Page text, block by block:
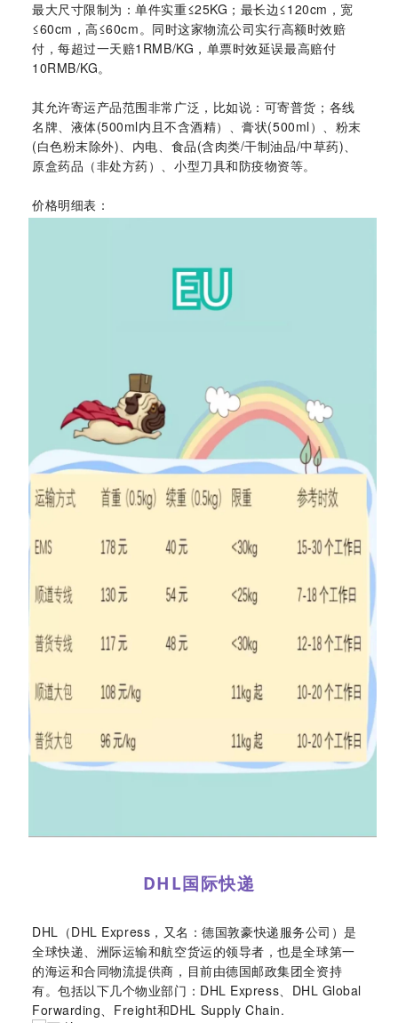
最大尺寸限制为：单件实重≤25KG ；最长边≤120cm ，宽
≤60cm ，高≤60cm 。 同时这家物流公司实行高额时效赔
付，每超过一天赔1RMB/KG ，单票时效延误最高赔付
10RMB/KG。
其允许寄运产品范围非常广泛，比如说： 可寄普货；各线
名牌、 液体(500ml内且不含酒精）、膏状(500ml）、粉末
(白色粉末除外)、 内电、食品(含肉类/干制油品/中草药)、
原盒药品（非处方药）、小型刀具和防疫物资等。
价格明细表：
DHL国际快递
DHL（DHL Express，又名：德国敦豪快递服务公司）是
全球快递、洲际运输和航空货运的领导者，也是全球第一
的海运和合同物流提供商，目前由德国邮政集团全资持
有。包括以下几个物业部门：DHL Express、DHL Global
Forwarding、Freight和DHL Supply Chain.